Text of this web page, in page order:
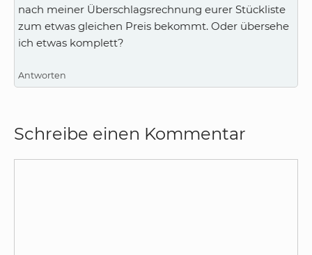
nach meiner Überschlagsrechnung eurer Stückliste
zum etwas gleichen Preis bekommt. Oder übersehe
ich etwas komplett?
Antworten
Schreibe einen Kommentar